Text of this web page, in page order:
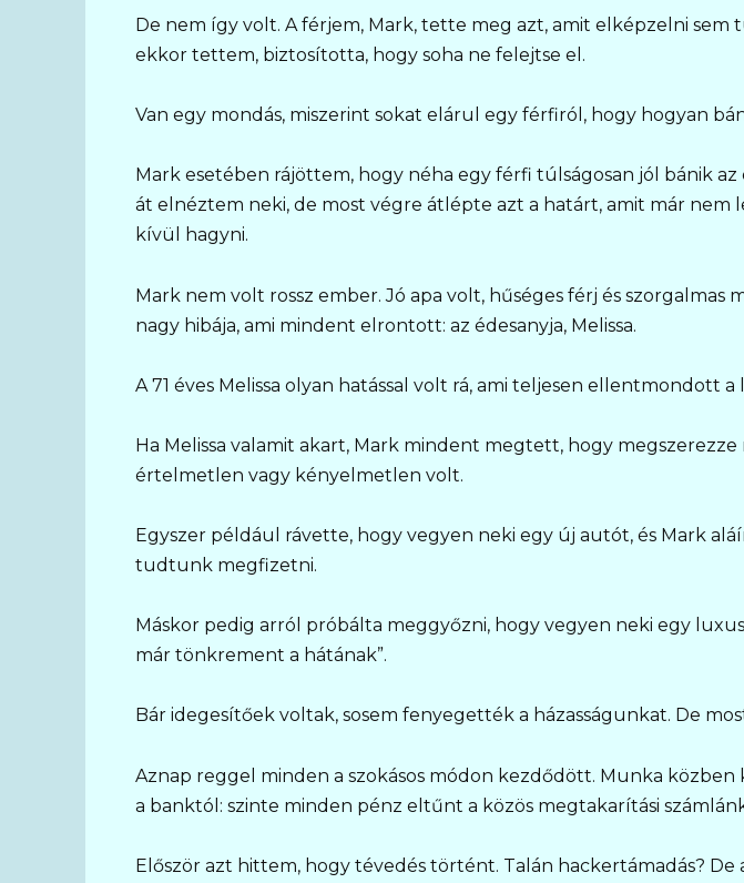
De nem így volt. A férjem, Mark, tette meg azt, amit elképzelni sem
ekkor tettem, biztosította, hogy soha ne felejtse el.
Van egy mondás, miszerint sokat elárul egy férfiról, hogy hogyan
Mark esetében rájöttem, hogy néha egy férfi túlságosan jól bánik az
át elnéztem neki, de most végre átlépte azt a határt, amit már
kívül hagyni.
Mark nem volt rossz ember. Jó apa volt, hűséges férj és szorgalmas
nagy hibája, ami mindent elrontott: az édesanyja, Melissa.
A 71 éves Melissa olyan hatással volt rá, ami teljesen ellentmondott a
Ha Melissa valamit akart, Mark mindent megtett, hogy megszerezze
értelmetlen vagy kényelmetlen volt.
Egyszer például rávette, hogy vegyen neki egy új autót, és Mark
tudtunk megfizetni.
Máskor pedig arról próbálta meggyőzni, hogy vegyen neki egy
már tönkrement a hátának”.
Bár idegesítőek voltak, sosem fenyegették a házasságunkat. De
Aznap reggel minden a szokásos módon kezdődött. Munka
a banktól: szinte minden pénz eltűnt a közös megtakarítási
Először azt hittem, hogy tévedés történt. Talán hackertámadás? De